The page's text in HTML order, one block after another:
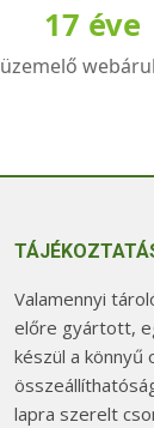
17 éve
üzemelő
Valamennyi
előre gyártott,
készül a könnyű
lapra szerelt